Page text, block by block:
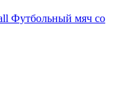
Футбольный мяч со